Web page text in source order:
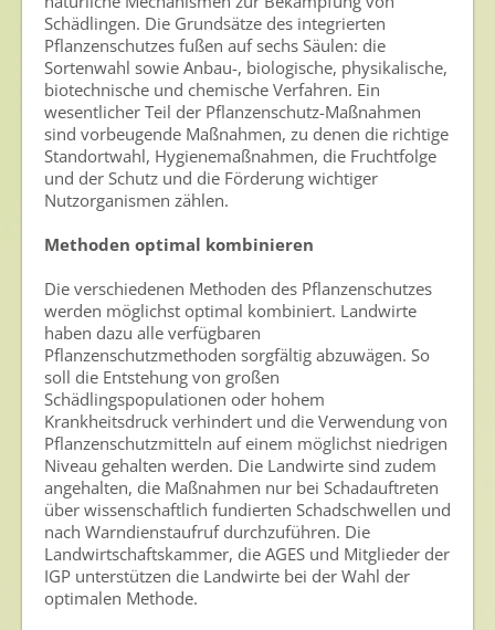
Schädlingen. Die Grundsätze des integrierten
Pflanzenschutzes fußen auf sechs Säulen: die
Sortenwahl sowie Anbau-, biologische, physikalische,
biotechnische und chemische Verfahren. Ein
wesentlicher Teil der Pflanzenschutz-Maßnahmen
sind vorbeugende Maßnahmen, zu denen die richtige
Standortwahl, Hygienemaßnahmen, die Fruchtfolge
und der Schutz und die Förderung wichtiger
Nutzorganismen zählen.
Methoden optimal kombinieren
Die verschiedenen Methoden des Pflanzenschutzes
werden möglichst optimal kombiniert. Landwirte
haben dazu alle verfügbaren
Pflanzenschutzmethoden sorgfältig abzuwägen. So
soll die Entstehung von großen
Schädlingspopulationen oder hohem
Krankheitsdruck verhindert und die Verwendung von
Pflanzenschutzmitteln auf einem möglichst niedrigen
Niveau gehalten werden. Die Landwirte sind zudem
angehalten, die Maßnahmen nur bei Schadauftreten
über wissenschaftlich fundierten Schadschwellen und
nach Warndienstaufruf durchzuführen. Die
Landwirtschaftskammer, die AGES und Mitglieder der
IGP unterstützen die Landwirte bei der Wahl der
optimalen Methode.